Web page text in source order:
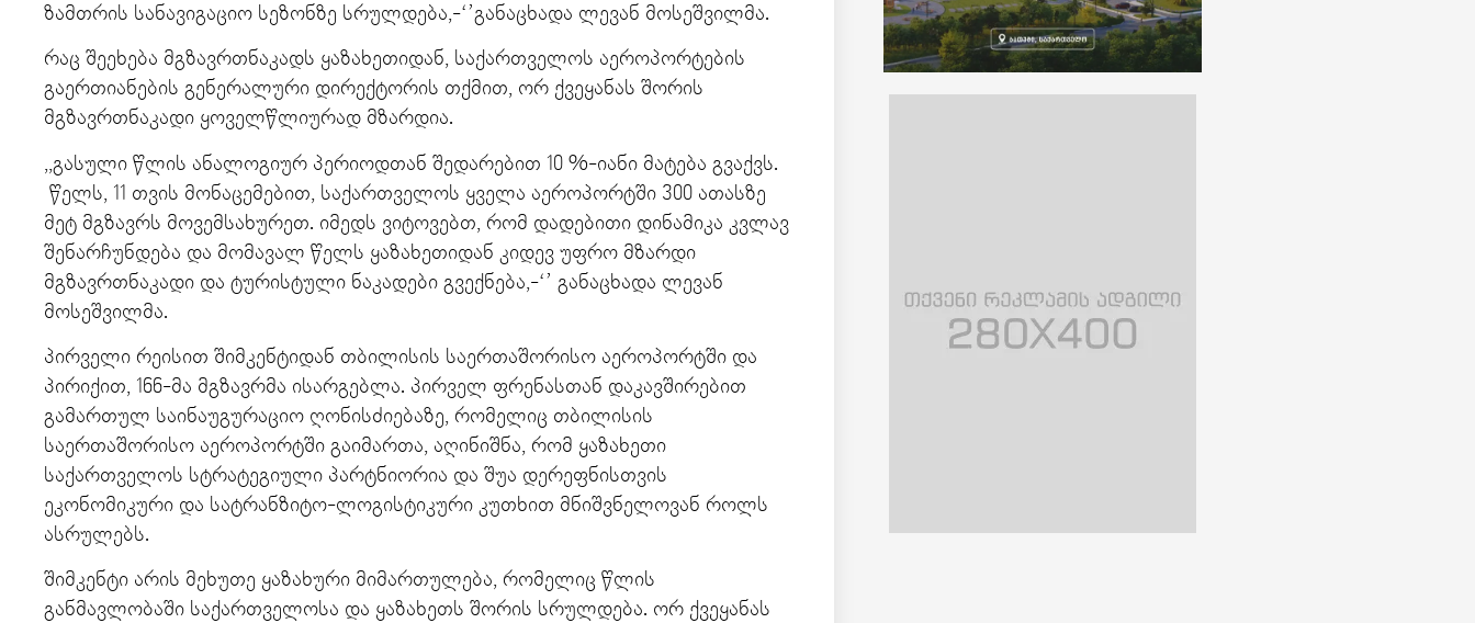
ზამთრის სანავიგაციო სეზონზე სრულდება,-‘’განაცხადა ლევან მოსეშვილმა.
რაც შეეხება მგზავრთნაკადს ყაზახეთიდან, საქართველოს აეროპორტების
გაერთიანების გენერალური დირექტორის თქმით, ორ ქვეყანას შორის
მგზავრთნაკადი ყოველწლიურად მზარდია.
,,გასული წლის ანალოგიურ პერიოდთან შედარებით 10 %-იანი მატება გვაქვს.
წელს, 11 თვის მონაცემებით, საქართველოს ყველა აეროპორტში 300 ათასზე
მეტ მგზავრს მოვემსახურეთ. იმედს ვიტოვებთ, რომ დადებითი დინამიკა კვლავ
შენარჩუნდება და მომავალ წელს ყაზახეთიდან კიდევ უფრო მზარდი
მგზავრთნაკადი და ტურისტული ნაკადები გვექნება,-‘’ განაცხადა ლევან
მოსეშვილმა.
პირველი რეისით შიმკენტიდან თბილისის საერთაშორისო აეროპორტში და
პირიქით, 166-მა მგზავრმა ისარგებლა. პირველ ფრენასთან დაკავშირებით
გამართულ საინაუგურაციო ღონისძიებაზე, რომელიც თბილისის
საერთაშორისო აეროპორტში გაიმართა, აღინიშნა, რომ ყაზახეთი
საქართველოს სტრატეგიული პარტნიორია და შუა დერეფნისთვის
ეკონომიკური და სატრანზიტო-ლოგისტიკური კუთხით მნიშვნელოვან როლს
ასრულებს.
შიმკენტი არის მეხუთე ყაზახური მიმართულება, რომელიც წლის
განმავლობაში საქართველოსა და ყაზახეთს შორის სრულდება. ორ ქვეყანას